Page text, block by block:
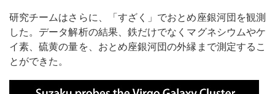
研究チームはさらに、「すざく」でおとめ座銀河団を観測
した。データ解析の結果、鉄だけでなくマグネシウムやケ
イ素、硫黄の量を、おとめ座銀河団の外縁まで測定するこ
とができた。